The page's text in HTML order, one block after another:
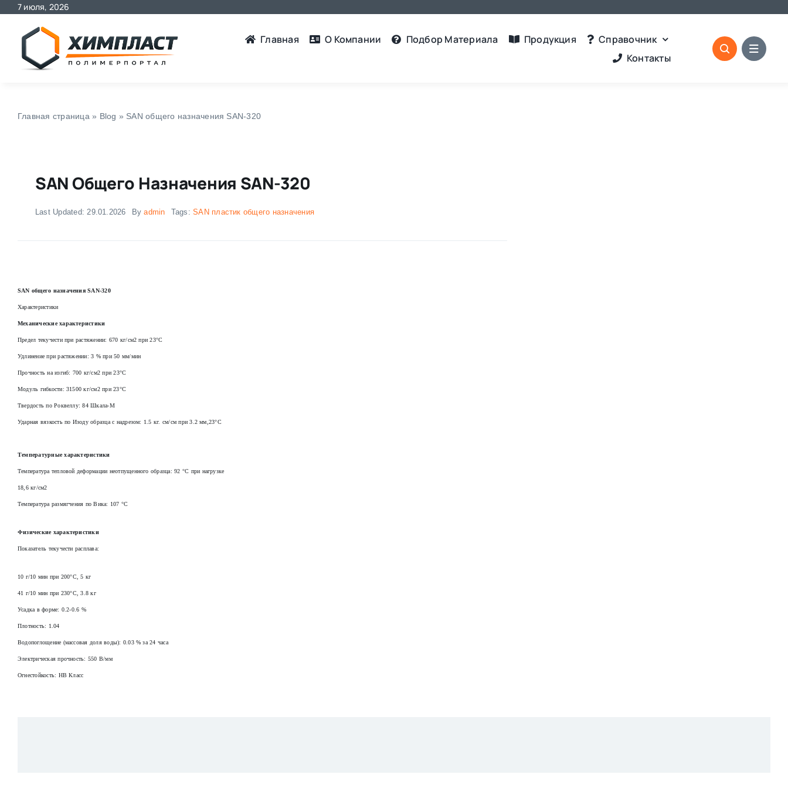
Skip
content
7 июля, 2026
Главная О Компании Подбор Материалa Продукция
Справочник
Контакты
Главная страница » Blog » SAN общего назначения SAN-320
SAN Общего Назначения SAN-320
Last Updated: 29.01.2026 Byadmin Tags:SAN пластик общего назначения
SAN общего назначения SAN-320
Характеристики
Механические характеристики
Предел текучести при растяжении: 670 кг/см2 при 23°С
Удлинение при растяжении: 3 % при 50 мм/мин
Прочность на изгиб: 700 кг/см2 при 23°С
Модуль гибкости: 31500 кг/см2 при 23°С
Твердость по Роквеллу: 84 Шкала-М
Ударная вязкость по Изоду образца с надрезом: 1.5 кг. см/см при 3.2 мм,23°C
Температурные характеристики
Температура тепловой деформации неотпущенного образца: 92 °C при нагрузке
18,6 кг/см2
Температура размягчения по Вика: 107 °C
Физические характеристики
Показатель текучести расплава:
10 г/10 мин при 200°C, 5 кг
41 г/10 мин при 230°C, 3.8 кг
Усадка в форме: 0.2-0.6 %
Плотность: 1.04
Водопоглощение (массовая доля воды): 0.03 % за 24 часа
Электрическая прочность: 550 В/мм
Огнестойкость: HB Класс